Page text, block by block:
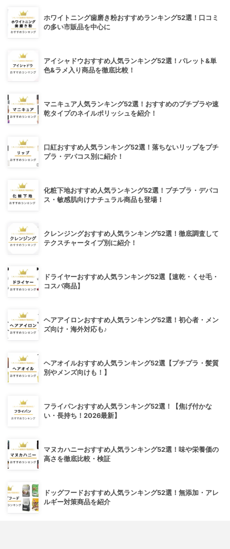
ホワイトニング歯磨き粉おすすめランキング52選！口コミ
の多い市販品を中心に
アイシャドウおすすめ人気ランキング52選！パレット&単
色&ラメ入り商品を徹底比較！
マニキュア人気ランキング52選！おすすめのプチプラや速
乾タイプのネイルポリッシュを紹介！
口紅おすすめ人気ランキング52選！落ちないリップをプチ
プラ・デパコス別に紹介！
化粧下地おすすめ人気ランキング52選！プチプラ・デパコ
ス・敏感肌向けナチュラル商品も登場！
クレンジングおすすめ人気ランキング52選！徹底調査して
テクスチャータイプ別に紹介！
ドライヤーおすすめ人気ランキング52選【速乾・くせ毛・
コスパ商品】
ヘアアイロンおすすめ人気ランキング52選！初心者・メン
ズ向け・海外対応も♪
ヘアオイルおすすめ人気ランキング52選【プチプラ・髪質
別やメンズ向けも！】
フライパンおすすめ人気ランキング52選！【焦げ付かな
い・長持ち！2026最新】
マヌカハニーおすすめ人気ランキング52選！味や栄養価の
高さを徹底比較・検証
ドッグフードおすすめ人気ランキング52選！無添加・アレ
ルギー対策商品を紹介